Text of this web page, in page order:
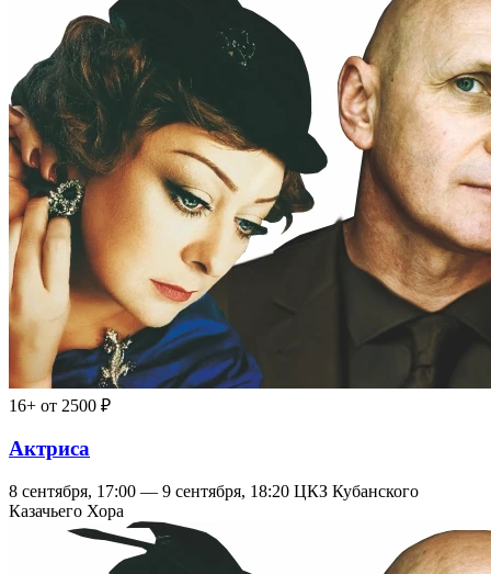
16+ от 2500 ₽
Актриса
8 сентября, 17:00 — 9 сентября, 18:20 ЦКЗ Кубанского
Казачьего Хора